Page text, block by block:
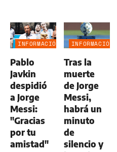
INFORMACIÓN
Pablo
Javkin
despidió
a Jorge
Messi:
"Gracias
por tu
amistad"
INFORMACIÓN
Tras la
muerte
de Jorge
Messi,
habrá un
minuto
de
silencio y